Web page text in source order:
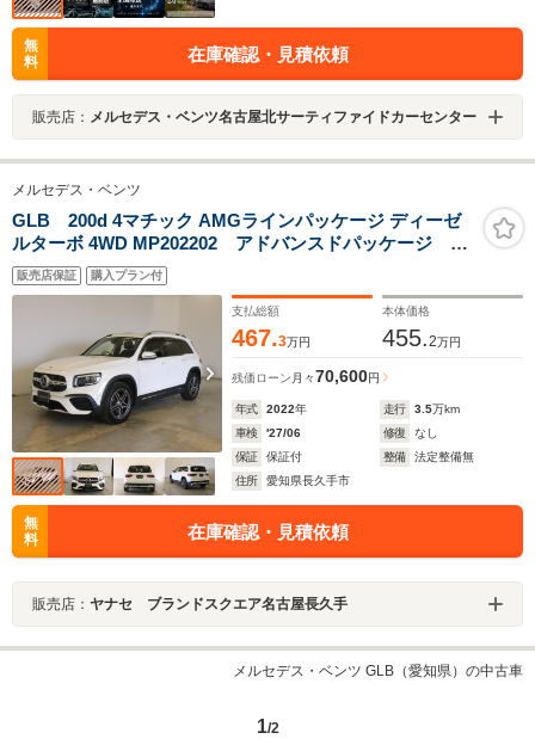
無
料
在庫確認・見積依頼
販売店： メルセデス・ベンツ名古屋北サーティファイドカーセンター
メルセデス・ベンツ
GLB 200d 4マチック AMGラインパッケージ ディーゼ
ルターボ 4WD MP202202 アドバンスドパッケージ シ
ートヒーター 3列シート トランクスルー フロアマッ
ト コネクテッド機能 ナビ 音楽プレーヤー接続
Bluetooth接続 TV ETC LEDヘッドライト 電動リア
販売店保証 購入プラン付
支払総額
467.3万円
本体価格
455.2万円
残価ローン 月々70,600円
年式 2022年 走行 3.5万km
車検
'27/06 修復
なし
保証
保証付 整備
法定整備無
住所
愛知県長久手市
無
料
在庫確認・見積依頼
販売店： ヤナセ ブランドスクエア名古屋長久手
メルセデス・ベンツ GLB（愛知県）の中古車
1/2